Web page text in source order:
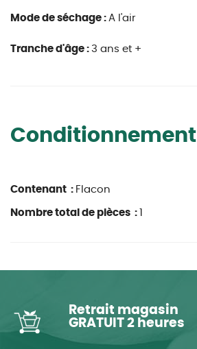
Mode de séchage : A l'air
Tranche d'âge : 3 ans et +
Conditionnement
Contenant : Flacon
Nombre total de pièces :
Retrait magasin
GRATUIT 2 heures